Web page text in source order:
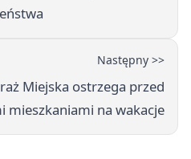
Następny >>
Miejska ostrzega przed
mieszkaniami na wakacje